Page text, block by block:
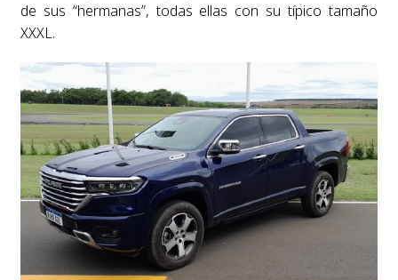
de sus “hermanas”, todas ellas con su típico tamaño
XXXL.